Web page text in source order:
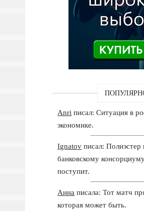
Anri писал: Ситуация в
экономике.
Ignatov писал: Полиэстер
банковскому
поступит.
Анна писала: Тот матч
которая может быть.